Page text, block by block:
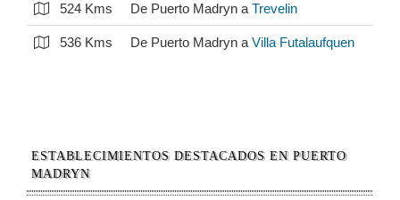
524 Kms De Puerto Madryn a Trevelin
536 Kms De Puerto Madryn a Villa Futalaufquen
ESTABLECIMIENTOS DESTACADOS EN PUERTO
MADRYN